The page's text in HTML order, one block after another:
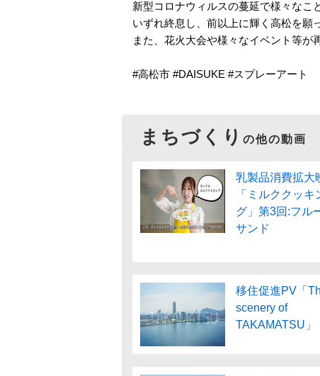
新型コロナウィルスの蔓延で様々なこ
いずれ終息し、前以上に輝く高松を願
また、花火大会や様々なイベント等が
#高松市 #DAISUKE #スプレーアート
まちづくり の他の動画
乳製品消費拡大
「ミルククッキ
グ」第3回:フル
サンド
移住促進PV「
scenery of
TAKAMATSU」